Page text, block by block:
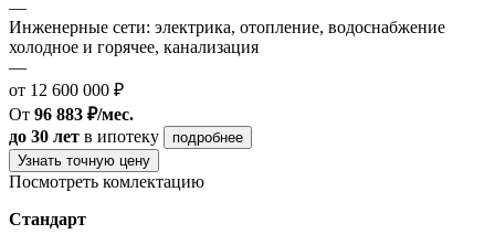
—
Инженерные сети: электрика, отопление, водоснабжение
холодное и горячее, канализация
—
от 12 600 000 ₽
От 96 883 ₽/мес.
до 30 лет в ипотеку
подробнее
Узнать точную цену
Посмотреть комлектацию
Стандарт